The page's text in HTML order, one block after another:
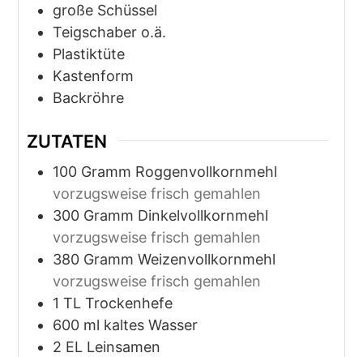
große Schüssel
Teigschaber o.ä.
Plastiktüte
Kastenform
Backröhre
ZUTATEN
100 Gramm Roggenvollkornmehl
vorzugsweise frisch gemahlen
300 Gramm Dinkelvollkornmehl
vorzugsweise frisch gemahlen
380 Gramm Weizenvollkornmehl
vorzugsweise frisch gemahlen
1 TL Trockenhefe
600 ml kaltes Wasser
2 EL Leinsamen